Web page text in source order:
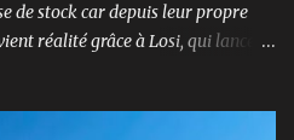
de stock car depuis leur propre
réalité grâce à Losi, qui lance
plate. Voici le Losi NASCAR RC